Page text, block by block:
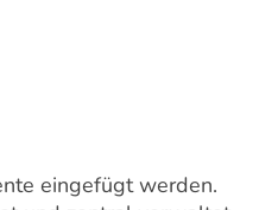
eingefügt werden.